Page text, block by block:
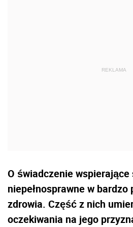
O świadczenie
niepełnosprawne w
zdrowia. Część z nich
oczekiwania na jego